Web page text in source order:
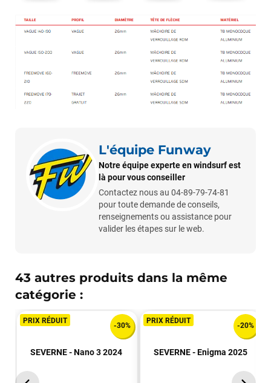
L'équipe Funway
Notre équipe experte en windsurf est
là pour vous conseiller
Contactez nous au 04-89-79-74-81
pour toute demande de conseils,
renseignements ou assistance pour
valider les étapes sur le web.
43 autres produits dans la même
catégorie :
PRIX RÉDUIT
-30%
SEVERNE - Nano 3 2024
PRIX RÉDUIT
-20%
SEVERNE - Enigma 2025
encore pour cette severne dyno !
Maronui RICHMOND
il y a 3 mois
J'ai acheté une voile d'occasion depuis Tahiti. Super service.
L'envoi a été rapide. La voile est arrivée en super état.
Mauruuru roa.
LAISSER UN AVIS